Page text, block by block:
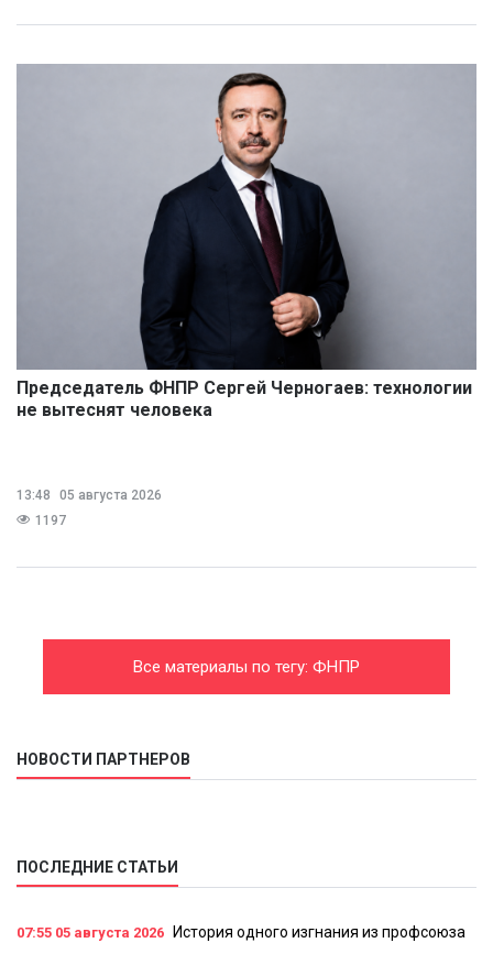
Председатель ФНПР Сергей Черногаев: технологии
не вытеснят человека
13:48
05 августа 2026
1197
Все материалы по тегу: ФНПР
НОВОСТИ ПАРТНЕРОВ
ПОСЛЕДНИЕ СТАТЬИ
07:55 05 августа 2026 История одного изгнания из профсоюза